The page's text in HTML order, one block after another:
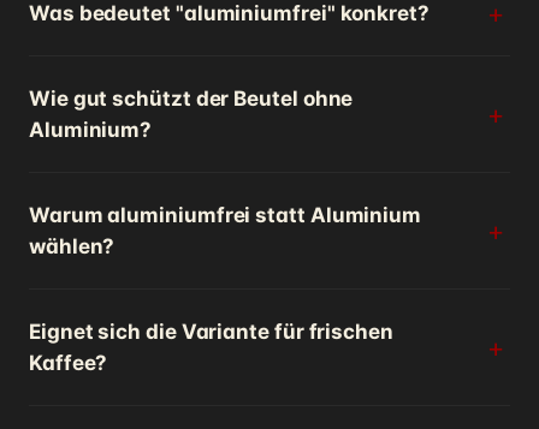
Was bedeutet "aluminiumfrei" konkret?
Wie gut schützt der Beutel ohne
Aluminium?
Warum aluminiumfrei statt Aluminium
wählen?
Eignet sich die Variante für frischen
Kaffee?